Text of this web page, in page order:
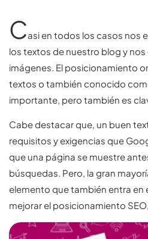
Casi en todos los casos nos
los textos de nuestro blog y
imágenes. El posicionamiento
textos o también conocido
importante, pero también es
Cabe destacar que, un buen
requisitos y exigencias que
que una página se muestre
búsquedas. Pero, la gran
elemento que también entra en
mejorar el posicionamiento